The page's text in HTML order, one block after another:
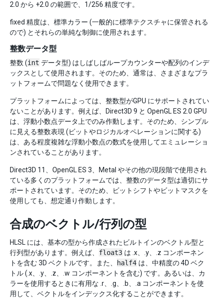
2.0 から +2.0 の範囲で、1/256 精度です。
fixed 精度は、標準カラー (一般的に標準テクスチャに保管される
ので) とそれらの単純な制御に使用されます。
整数データ型
整数 (int データ型) はしばしばループカウンターや配列のインデ
ックスとして使用されます。そのため、通常は、さまざまなプラ
ットフォームで問題なく使用できます。
プラットフォームによっては、整数型がGPU にサポートされてい
ないことがあります。例えば、Direct3D 9 と OpenGL ES 2.0 GPU
は、浮動小数点データ上でのみ作動します。そのため、シンプル
に見える整数表現 (ビットやロジカルオペレーションに関する)
は、ある程度複雑な浮動小数点の数式を使用してエミュレーショ
ンされていることがあります。
Direct3D 11、OpenGL ES 3、Metal やその他の現段階で使用され
ている多くのプラットフォームでは、整数のデータ型は適切にサ
ポートされています。そのため、ビットシフトやビットマスクを
使用しても、想定通り作動します。
合成のベクトル/行列の型
HLSL には、基本の型から作成されたビルトインのベクトル型と
行列型があります。例えば、 float3 は .x、.y、.z コンポーネン
トを含む 3D ベクトルです。また、
half4 は、中精度の 4D ベク
トル (.x、.y、.z、.w コンポーネントを含む) です。あるいは、カ
ラーを使用するときに有用な .r、.g、.b、.a コンポーネントを使
用して、ベクトルをインデックス化することができます。